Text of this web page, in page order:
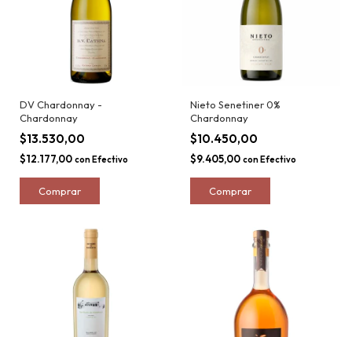
DV Chardonnay -
Chardonnay
$13.530,00
$12.177,00 con Efectivo
Nieto Senetiner 0%
Chardonnay
$10.450,00
$9.405,00 con Efectivo